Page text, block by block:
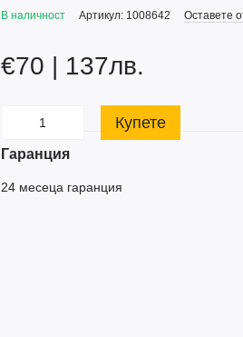
В наличност Артикул: 1008642 Оставете
€70 | 137лв.
Купете
Гаранция
24 месеца гаранция